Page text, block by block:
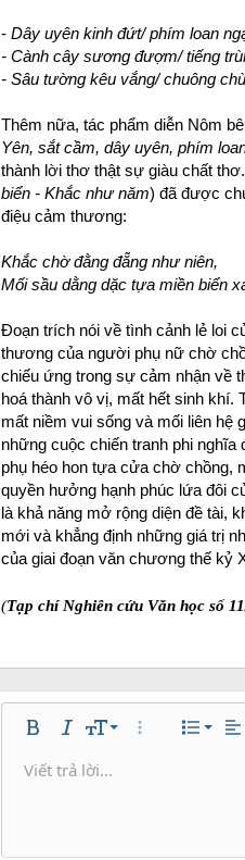
- Dây uyên kinh đứt/ phím loan
- Cành cây sương đượm/ tiếng
- Sâu tường kêu vắng/ chuông
Thêm nữa, tác phẩm diễn Nôm
Yên, sắt cầm, dây uyên, phím
thành lời thơ thật sự giàu chất
biển - Khắc như năm) đã được
điệu cảm thương:
Khắc chờ đằng đẵng như niên,
Mối sầu dằng dặc tựa miền biển
Đoạn trích nói về tình cảnh lẻ loi
thương của người phụ nữ chờ
chiếu ứng trong sự cảm nhận về
hoá thành vô vị, mất hết sinh khí.
mất niềm vui sống và mối liên hệ
những cuộc chiến tranh phi nghĩa
phụ héo hon tựa cửa chờ chồng,
quyền hưởng hạnh phúc lứa đôi
là khả năng mở rộng diện đề tài,
mới và khẳng định những giá trị
của giai đoạn văn chương thế kỷ
(Tạp chí Nghiên cứu Văn học số
Bold In nghiêng
Kích thước
10
Thêm tùy
DanhCăn
Màu chữPhông chữArial
Gạch ngang
Mặt cười
MediaTrích dẫn
RedoXóa định dạng
Toggle BB code
Viết trả lời...